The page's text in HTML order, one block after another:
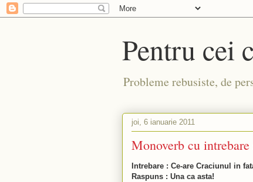
Pentru cei
Probleme rebusiste, de
joi, 6 ianuarie 2011
Monoverb cu
Intrebare : Ce-are Craciunul in
Raspuns : Una ca asta!